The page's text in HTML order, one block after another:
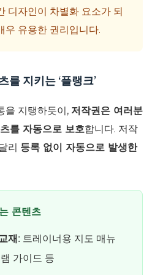
디자인이 차별화 요소가 되
우 유용한 권리입니다.
지키는 ‘플랭크’
을 지탱하듯이, 저작권은 여러분
를 자동으로 보호합니다. 저작
리 등록 없이 자동으로 발생한
콘텐츠
재: 트레이너용 지도 매뉴
가이드 등